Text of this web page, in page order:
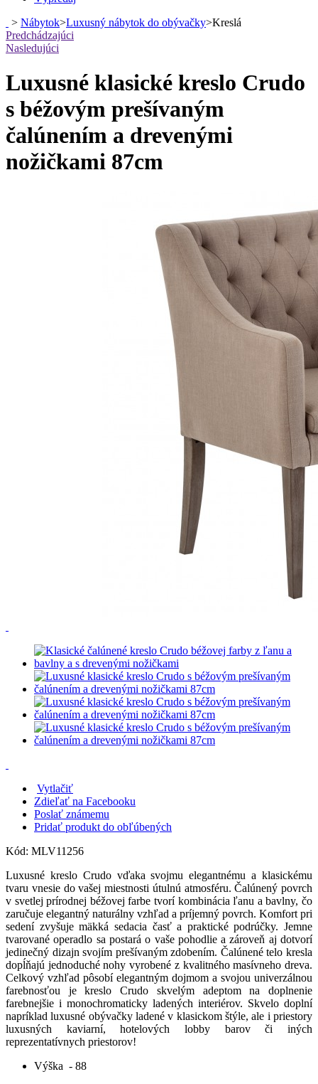
> Nábytok>Luxusný nábytok do obývačky>Kreslá
Predchádzajúci
Nasledujúci
Luxusné klasické kreslo Crudo
s béžovým prešívaným
čalúnením a drevenými
nožičkami 87cm
Vytlačiť
Zdieľať na Facebooku
Poslať známemu
Pridať produkt do obľúbených
Kód: MLV11256
Luxusné kreslo Crudo vďaka svojmu elegantnému a klasickému
tvaru vnesie do vašej miestnosti útulnú atmosféru. Čalúnený povrch
v svetlej prírodnej béžovej farbe tvorí kombinácia ľanu a bavlny, čo
zaručuje elegantný naturálny vzhľad a príjemný povrch. Komfort pri
sedení zvyšuje mäkká sedacia časť a praktické podrúčky. Jemne
tvarované operadlo sa postará o vaše pohodlie a zároveň aj dotvorí
jedinečný dizajn svojím prešívaným zdobením. Čalúnené telo kresla
dopĺňajú jednoduché nohy vyrobené z kvalitného masívneho dreva.
Celkový vzhľad pôsobí elegantným dojmom a svojou univerzálnou
farebnosťou je kreslo Crudo skvelým adeptom na doplnenie
farebnejšie i monochromaticky ladených interiérov. Skvelo doplní
napríklad luxusné obývačky ladené v klasickom štýle, ale i priestory
luxusných kaviarní, hotelových lobby barov či iných
reprezentatívnych priestorov!
Výška - 88